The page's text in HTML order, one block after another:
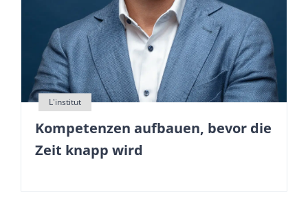
Kompetenzen aufbauen, bevor die
Zeit knapp wird